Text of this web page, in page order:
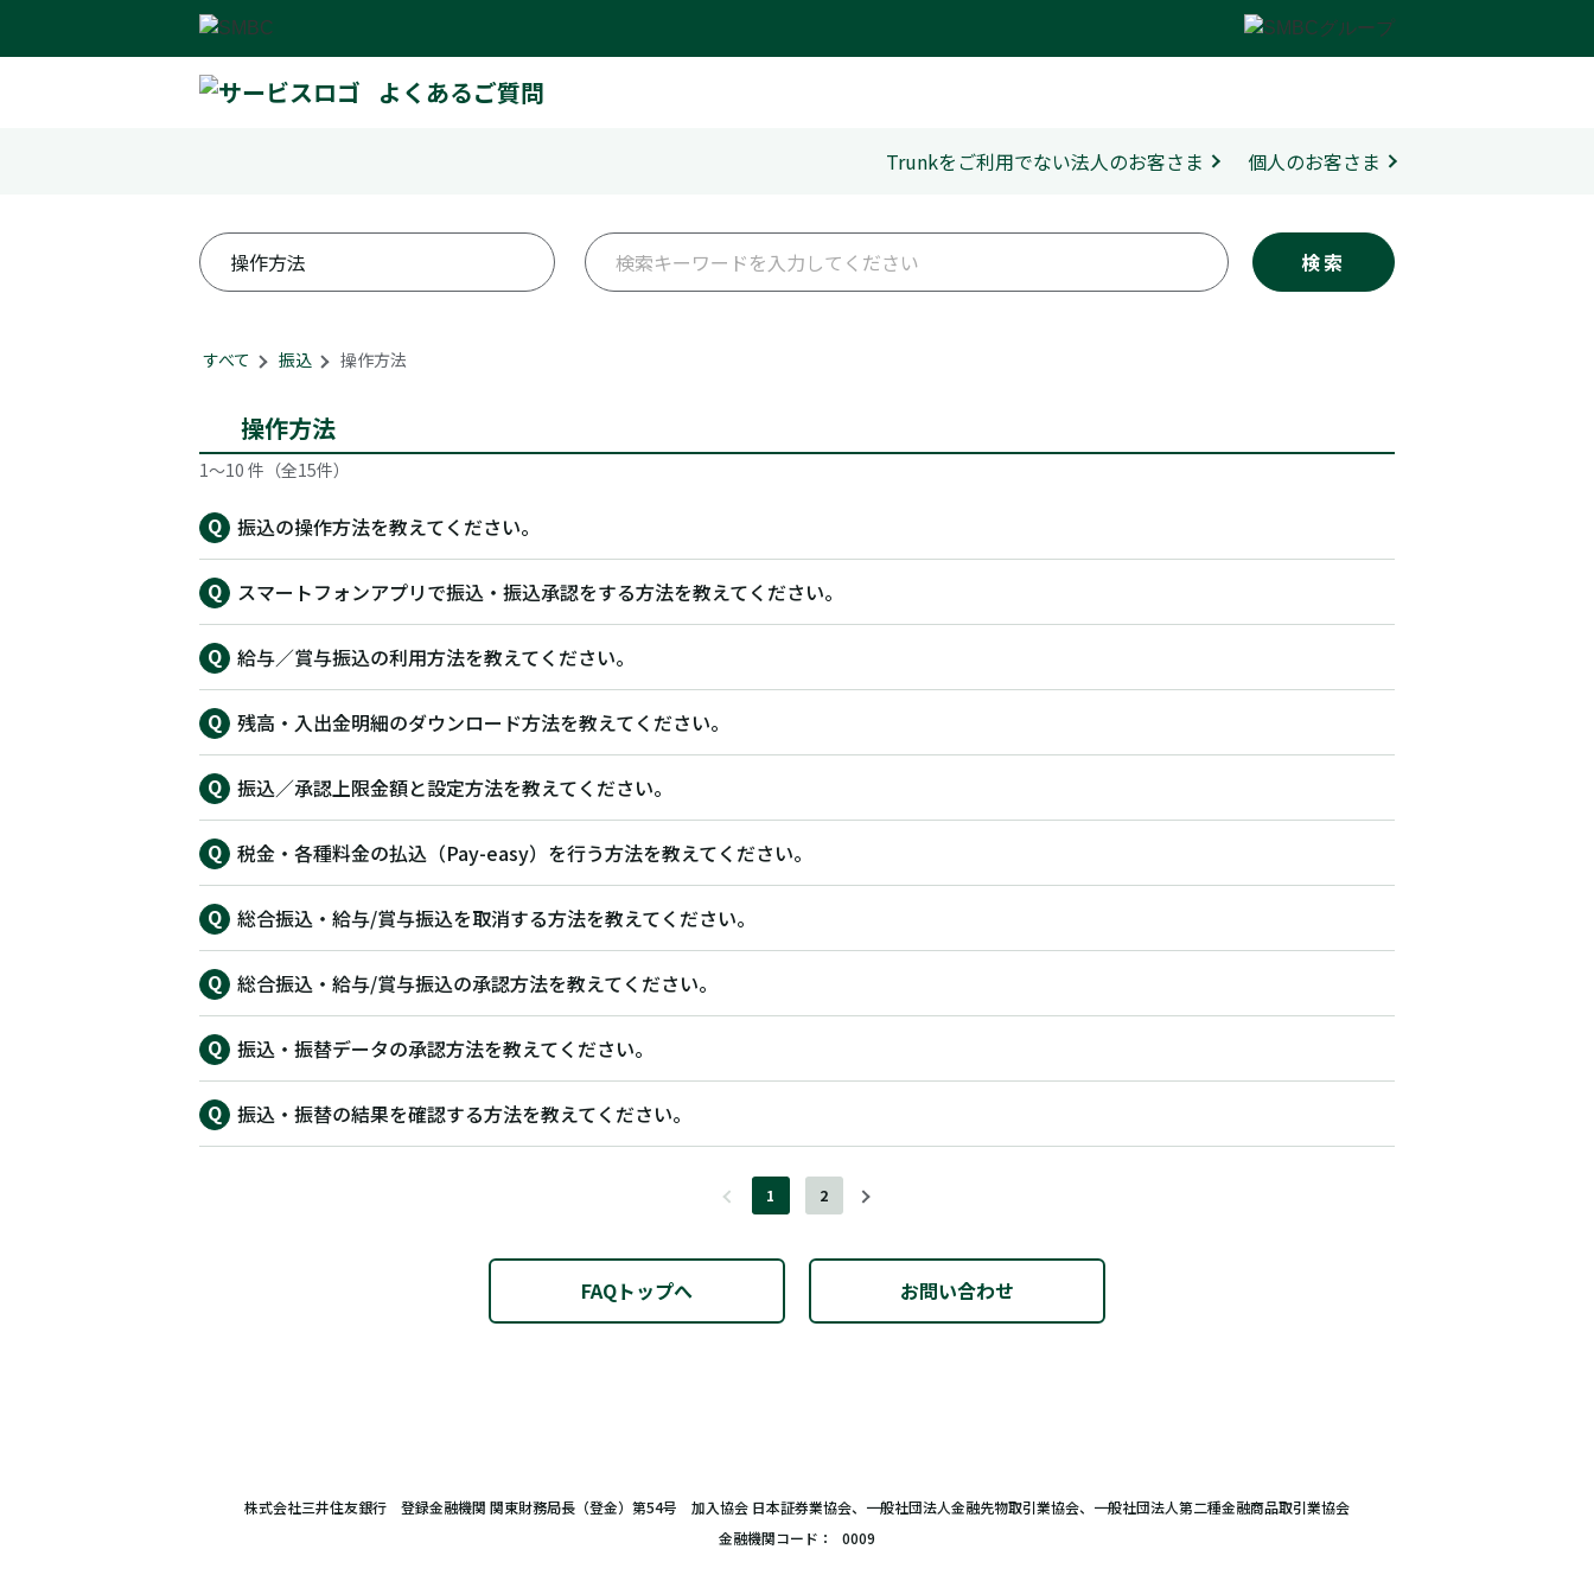
よくあるご質問
Trunkをご利用でない法人のお客さま 個人のお客さま
すべて > 振込 > 操作方法
操作方法
1～10 件（全15件）
振込の操作方法を教えてください。
スマートフォンアプリで振込・振込承認をする方法を教えてください。
給与／賞与振込の利用方法を教えてください。
残高・入出金明細のダウンロード方法を教えてください。
振込／承認上限金額と設定方法を教えてください。
税金・各種料金の払込（Pay-easy）を行う方法を教えてください。
総合振込・給与/賞与振込を取消する方法を教えてください。
総合振込・給与/賞与振込の承認方法を教えてください。
振込・振替データの承認方法を教えてください。
振込・振替の結果を確認する方法を教えてください。
1 2
FAQトップへ お問い合わせ
株式会社三井住友銀行 登録金融機関 関東財務局長（登金）第54号 加入協会 日本証券業協会、一般社団法人金融先物取引業協会、一般社団法人第二種金融商品取引業協会
金融機関コード
0009